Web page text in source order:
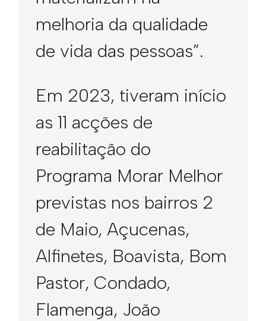
melhoria da qualidade
de vida das pessoas”.
Em 2023, tiveram início
as 11 acções de
reabilitação do
Programa Morar Melhor
previstas nos bairros 2
de Maio, Açucenas,
Alfinetes, Boavista, Bom
Pastor, Condado,
Flamenga, João